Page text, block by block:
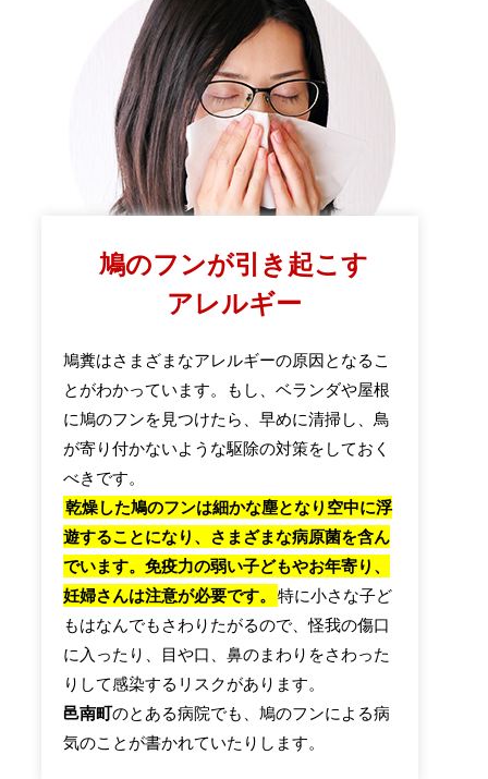
鳩のフンが引き起こす
アレルギー
鳩糞はさまざまなアレルギーの原因となるこ
とがわかっています。もし、ベランダや屋根
に鳩のフンを見つけたら、早めに清掃し、鳥
が寄り付かないような駆除の対策をしておく
べきです。
乾燥した鳩のフンは細かな塵となり空中に浮
遊することになり、さまざまな病原菌を含ん
でいます。免疫力の弱い子どもやお年寄り、
妊婦さんは注意が必要です。
特に小さな子ど
もはなんでもさわりたがるので、怪我の傷口
に入ったり、目や口、鼻のまわりをさわった
りして感染するリスクがあります。
邑南町のとある病院でも、鳩のフンによる病
気のことが書かれていたりします。